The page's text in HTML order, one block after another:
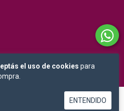
el uso de cookies para
ENTENDIDO